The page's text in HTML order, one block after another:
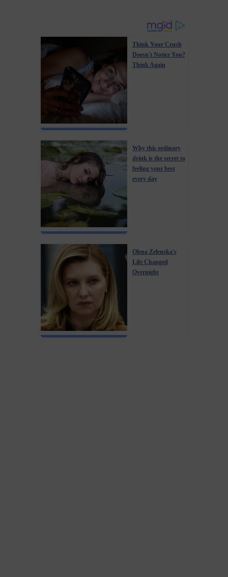
Think Your Crush
Doesn't Notice You?
Think Again
Why this ordinary
drink is the secret to
feeling your best
every day
Olena Zelenska's
Life Changed
Overnight